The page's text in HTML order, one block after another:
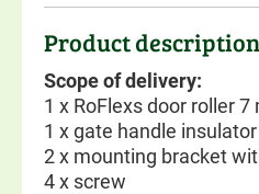
Product description
Scope of delivery:
1 x RoFlexs door roller 7
1 x gate handle insulator
2 x mounting bracket
4 x screw